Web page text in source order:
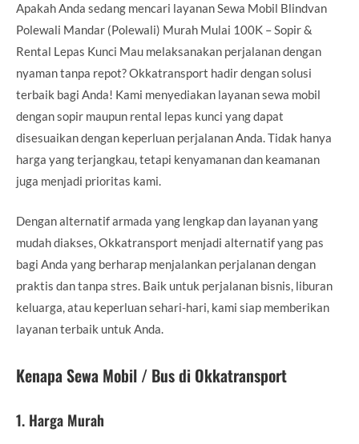
Apakah Anda sedang mencari layanan Sewa Mobil Blindvan
Polewali Mandar (Polewali) Murah Mulai 100K – Sopir &
Rental Lepas Kunci Mau melaksanakan perjalanan dengan
nyaman tanpa repot? Okkatransport hadir dengan solusi
terbaik bagi Anda! Kami menyediakan layanan sewa mobil
dengan sopir maupun rental lepas kunci yang dapat
disesuaikan dengan keperluan perjalanan Anda. Tidak hanya
harga yang terjangkau, tetapi kenyamanan dan keamanan
juga menjadi prioritas kami.
Dengan alternatif armada yang lengkap dan layanan yang
mudah diakses, Okkatransport menjadi alternatif yang pas
bagi Anda yang berharap menjalankan perjalanan dengan
praktis dan tanpa stres. Baik untuk perjalanan bisnis, liburan
keluarga, atau keperluan sehari-hari, kami siap memberikan
layanan terbaik untuk Anda.
Kenapa Sewa Mobil / Bus di Okkatransport
1. Harga Murah